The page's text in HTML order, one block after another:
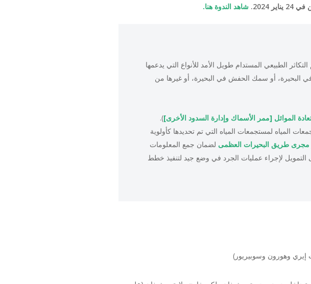
2024. شاهد الندوة هنا.
الطبيعي المستدام طويل الأمد للأنواع التي يدعمها
البحيرة، أو سمك الحفش في البحيرة، أو غيرها من
الموائل [ممر الأسماك وإدارة السدود الأخرى]).
المياه لمستجمعات المياه التي تم تحديدها كأولوية
مجرى طريق البحيرات العظمى لضمان جمع المعلومات
لإجراء عمليات الجرد في وضع جيد لتنفيذ خطط
وهورون وسوبيريور)